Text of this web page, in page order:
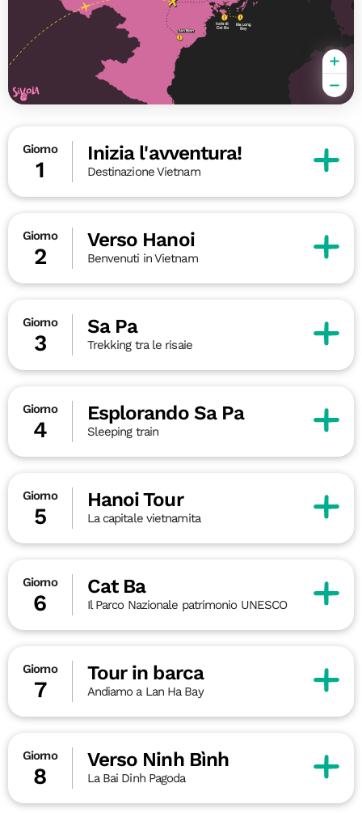
Giorno
1
Inizia l'avventura!
Destinazione Vietnam
Giorno
2
Verso Hanoi
Benvenuti in Vietnam
Giorno
3
Sa Pa
Trekking tra le risaie
Giorno
4
Esplorando Sa Pa
Sleeping train
Giorno
5
Hanoi Tour
La capitale vietnamita
Giorno
6
Cat Ba
Il Parco Nazionale patrimonio UNESCO
Giorno
7
Tour in barca
Andiamo a Lan Ha Bay
Giorno
8
Verso Ninh Bình
La Bai Dinh Pagoda